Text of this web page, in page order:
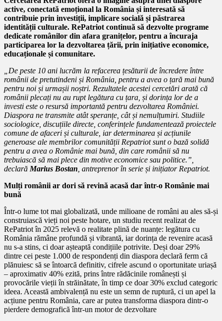
active, conectată emoțional la România și interesată să
contribuie prin investiții, implicare socială și păstrarea
identității culturale. RePatriot continuă să dezvolte programe
dedicate românilor din afara granițelor, pentru a încuraja
participarea lor la dezvoltarea țării, prin inițiative economice,
educaționale și comunitare.
„De peste 10 ani lucrăm la refacerea țesăturii de încredere între
românii de pretutindeni și România, pentru a avea o țară mai bună
pentru noi și urmașii noștri. Rezultatele acestei cercetări arată că
românii plecați nu au rupt legătura cu țara, și dorința lor de a
investi este o resursă importantă pentru dezvoltarea României.
Diaspora ne transmite atât speranțe, cât și nemulțumiri. Studiile
sociologice, discuțiile directe, conferințele fundamentează proiectele
comune de afaceri și culturale, iar determinarea și acțiunile
generoase ale membrilor comunității Repatriot sunt o bază solidă
pentru a avea o Românie mai bună, din care românii să nu
trebuiască să mai plece din motive economice sau politice.”,
declară Marius Bostan , antreprenor în serie și inițiator Repatriot.
Mulți românii ar dori să revină acasă dar într-o Românie mai
bună
Într-o lume tot mai globalizată, unde milioane de români au ales să-și
construiască vieți noi peste hotare, un studiu recent realizat de
RePatriot în 2025 relevă o realitate plină de nuanțe: legătura cu
România rămâne profundă și vibrantă, iar dorința de revenire acasă
nu s-a stins, ci doar așteaptă condițiile potrivite. Deși doar 29%
dintre cei peste 1.000 de respondenți din diaspora declară ferm că
plănuiesc să se întoarcă definitiv, cifrele ascund o oportunitate uriașă
– aproximativ 40% ezită, prins între rădăcinile românești și
provocările vieții în străinătate, în timp ce doar 30% exclud categoric
ideea. Această ambivalență nu este un semn de ruptură, ci un apel la
acțiune pentru România, care ar putea transforma diaspora dintr-o
pierdere demografică într-un motor de dezvoltare